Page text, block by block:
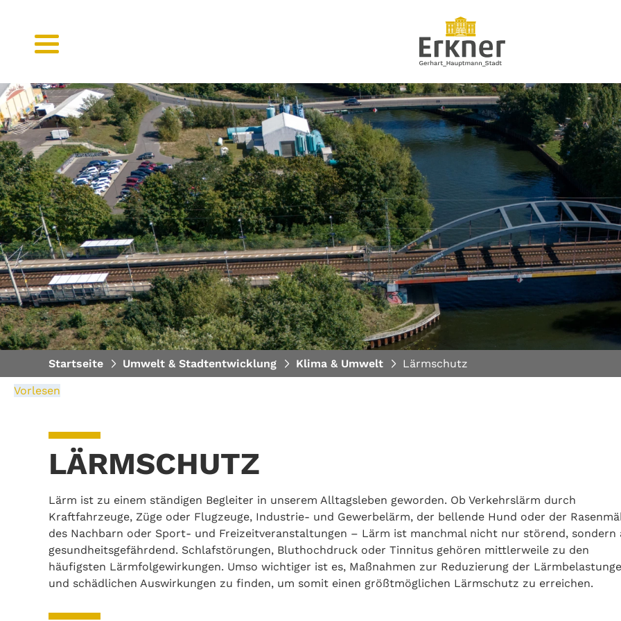
Startseite Umwelt & Stadtentwicklung Klima & Umwelt Lärmschutz
Vorlesen
LÄRMSCHUTZ
Lärm ist zu einem ständigen Begleiter in unserem Alltagsleben geworden. Ob Verkehrslärm durch
Kraftfahrzeuge, Züge oder Flugzeuge, Industrie- und Gewerbelärm, der bellende Hund oder der
des Nachbarn oder Sport- und Freizeitveranstaltungen – Lärm ist manchmal nicht nur störend, sondern
gesundheitsgefährdend. Schlafstörungen, Bluthochdruck oder Tinnitus gehören mittlerweile zu den
häufigsten Lärmfolgewirkungen. Umso wichtiger ist es, Maßnahmen zur Reduzierung der
und schädlichen Auswirkungen zu finden, um somit einen größtmöglichen Lärmschutz zu erreichen.